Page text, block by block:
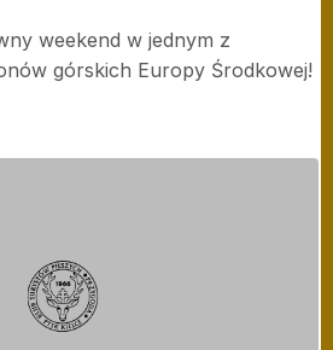
weekend w jednym z
górskich Europy Środkowej!